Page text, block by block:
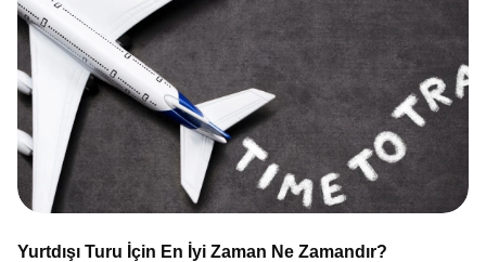
Yurtdışı Turu İçin En İyi Zaman Ne Zamandır?